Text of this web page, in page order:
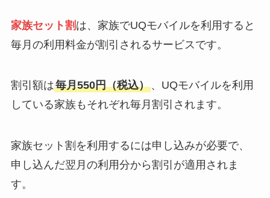
家族セット割 は、家族でUQモバイルを利用すると
毎月の利用料金が割引されるサービスです。
割引額は毎月550円（税込）、UQモバイルを利用
している家族もそれぞれ毎月割引されます。
家族セット割を利用するには申し込みが必要で、
申し込んだ翌月の利用分から割引が適用されま
す。